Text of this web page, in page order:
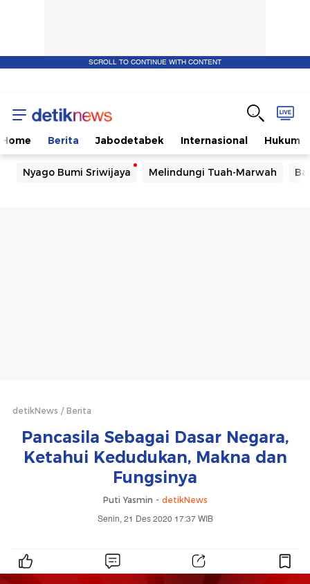
SCROLL TO CONTINUE WITH CONTENT
Home Berita Jabodetabek Internasional Hukum
Nyago Bumi Sriwijaya Melindungi Tuah-Marwah
detikNews Berita
Pancasila Sebagai Dasar Negara,
Ketahui Kedudukan, Makna dan
Fungsinya
Puti Yasmin - detikNews
Senin, 21 Des 2020 17:37 WIB